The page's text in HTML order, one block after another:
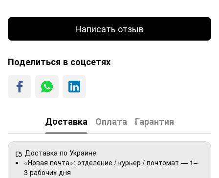
Написать отзыв
Поделиться в соцсетях
Доставка Оплата Гарантия
Доставка по Украине
«Новая почта»: отделение / курьер / почтомат — 1–
3 рабочих дня